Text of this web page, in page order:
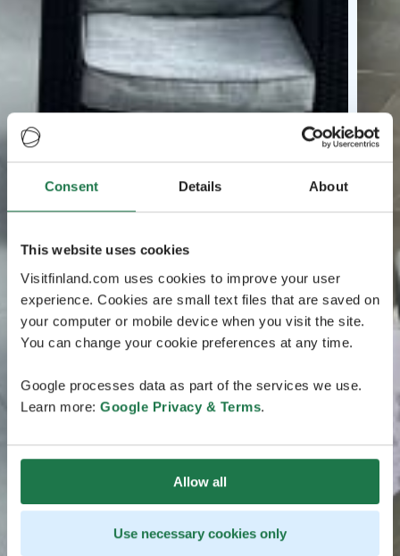
Consent Details About
This website uses cookies
Visitfinland.com uses cookies to improve your user
experience. Cookies are small text files that are saved on
your computer or mobile device when you visit the site.
You can change your cookie preferences at any time.
Google processes data as part of the services we use.
Learn more: Google Privacy & Terms.
Allow all
Use necessary cookies only